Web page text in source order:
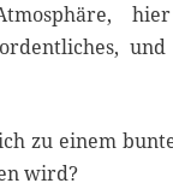
zu einem
wird?